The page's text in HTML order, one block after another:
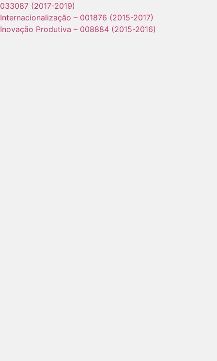
033087 (2017-2019)
Internacionalização – 001876 (2015-2017)
Inovação Produtiva – 008884 (2015-2016)